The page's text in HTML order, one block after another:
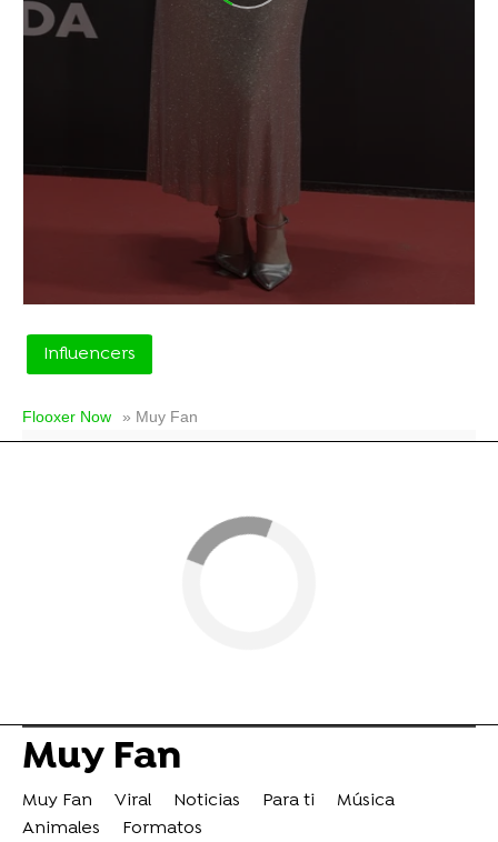
Influencers
Flooxer Now » Muy Fan
Muy Fan
Muy Fan Viral Noticias Para ti
Música
Animales
Formatos